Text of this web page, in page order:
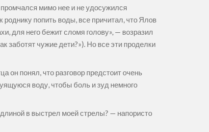
мимо нее и не удосужился
попить воды, все причитал, что Ялов
для него бежит сломя голову», — возразил
заботят чужие дети?»). Но все эти проделки
он понял, что разговор предстоит очень
воду, чтобы боль и зуд немного
в выстрел моей стрелы? — напористо